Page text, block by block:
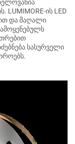
LUMIMORE-ის LED
და მაღალი
სასურველი